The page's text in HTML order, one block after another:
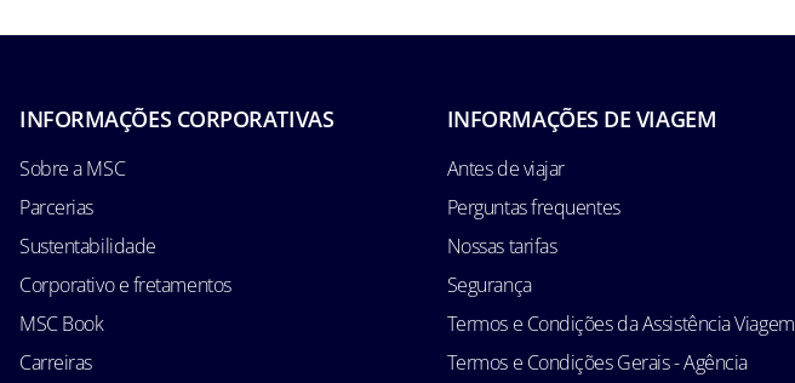
INFORMAÇÕES CORPORATIVAS
Sobre a MSC
Parcerias
Sustentabilidade
Corporativo e fretamentos
MSC Book
Carreiras
INFORMAÇÕES DE VIAGEM
Antes de viajar
Perguntas frequentes
Nossas tarifas
Segurança
Termos e Condições da Assistência Viagem
Termos e Condições Gerais - Agência